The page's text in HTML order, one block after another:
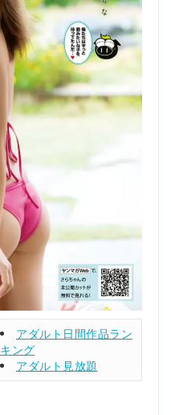
アダルト日間作品ラン
キング
アダルト見放題